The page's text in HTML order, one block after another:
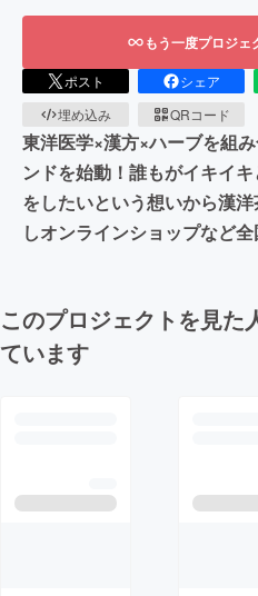
もう一度プロジ
ポスト シェア
埋め込み
QRコード
東洋医学×漢方×ハーブを組
ンドを始動！誰もがイキイ
をしたいという想いから漢
しオンラインショップなど全
このプロジェクトを見た
ています